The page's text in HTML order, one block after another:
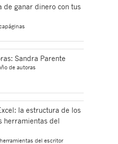
de ganar dinero con tus
Sandra Parente
de autoras
la estructura de los
herramientas del
del escritor